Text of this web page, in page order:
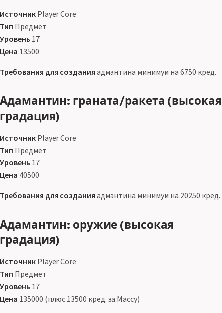
Источник Player Core
Тип Предмет
Уровень 17
Цена 13500
Требования для создания адмантина минимум на 6750 кред.
Адамантин: граната/ракета (высокая
градация)
Источник Player Core
Тип Предмет
Уровень 17
Цена 40500
Требования для создания адмантина минимум на 20250 кред.
Адамантин: оружие (высокая
градация)
Источник Player Core
Тип Предмет
Уровень 17
Цена 135000 (плюс 13500 кред. за Массу)